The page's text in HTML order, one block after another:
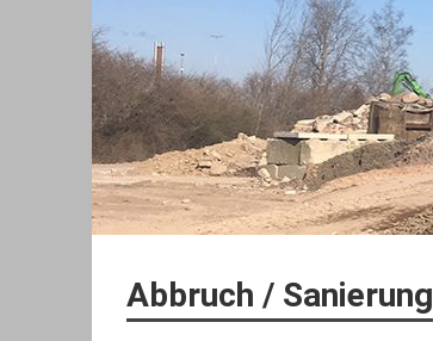
Abbruch / Sanierung